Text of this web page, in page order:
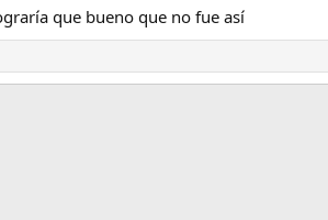
que bueno que no fue así